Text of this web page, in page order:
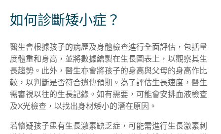
如何診斷矮小症？
醫生會根據孩子的病歷及身體檢查進行全面評估，包括量
度體重和身高，並將數據繪製在生長圖表上，以觀察其生
長趨勢。此外，醫生亦會將孩子的身高與父母的身高作比
較，以判斷是否符合遺傳預期。為了評估生長速度，醫生
需審視以往的生長記錄。如有需要，可能會安排血液檢查
及X光檢查，以找出身材矮小的潛在原因。
若懷疑孩子患有生長激素缺乏症，可能需進行生長激素刺